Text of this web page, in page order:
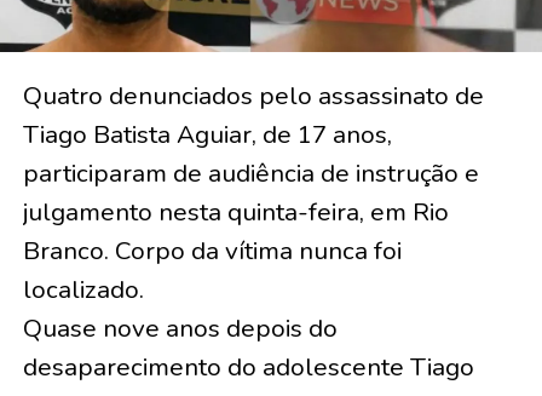
Quatro denunciados pelo assassinato de
Tiago Batista Aguiar, de 17 anos,
participaram de audiência de instrução e
julgamento nesta quinta-feira, em Rio
Branco. Corpo da vítima nunca foi
localizado.
Quase nove anos depois do
desaparecimento do adolescente Tiago